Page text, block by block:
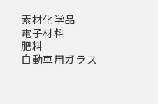
素材化学品
電子材料
肥料
自動車用ガラス